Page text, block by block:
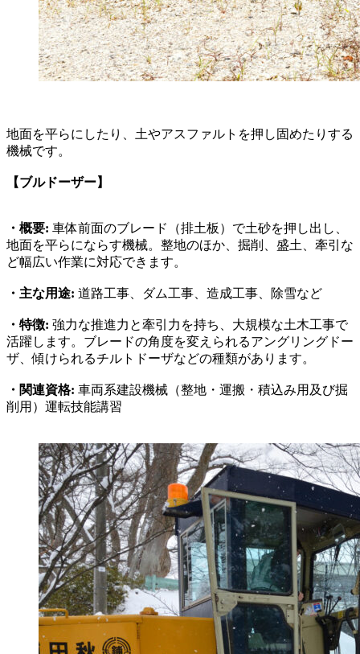
地面を平らにしたり、土やアスファルトを押し固めたりする
機械です。
【ブルドーザー】
・概要: 車体前面のブレード（排土板）で土砂を押し出し、
地面を平らにならす機械。整地のほか、掘削、盛土、牽引な
ど幅広い作業に対応できます。
・主な用途: 道路工事、ダム工事、造成工事、除雪など
・特徴: 強力な推進力と牽引力を持ち、大規模な土木工事で
活躍します。ブレードの角度を変えられるアングリングドー
ザ、傾けられるチルトドーザなどの種類があります。
・関連資格: 車両系建設機械（整地・運搬・積込み用及び掘
削用）運転技能講習